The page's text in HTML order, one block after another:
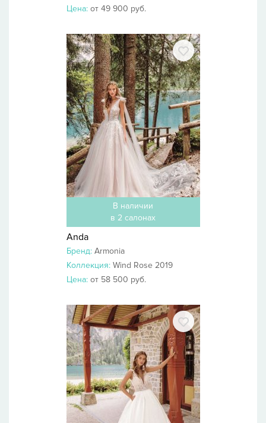
Цена: от 49 900 руб.
В наличии
в 2 салонах
Anda
Бренд: Armonia
Коллекция: Wind Rose 2019
Цена: от 58 500 руб.